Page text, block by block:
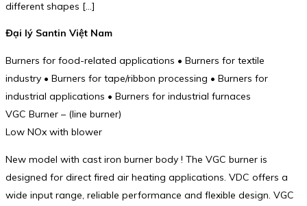
different shapes […]
Đại lý Santin Việt Nam
Burners for food-related applications • Burners for textile
industry • Burners for tape/ribbon processing • Burners for
industrial applications • Burners for industrial furnaces
VGC Burner – (line burner)
Low NOx with blower
New model with cast iron burner body ! The VGC burner is
designed for direct fired air heating applications. VDC offers a
wide input range, reliable performance and flexible design. VGC